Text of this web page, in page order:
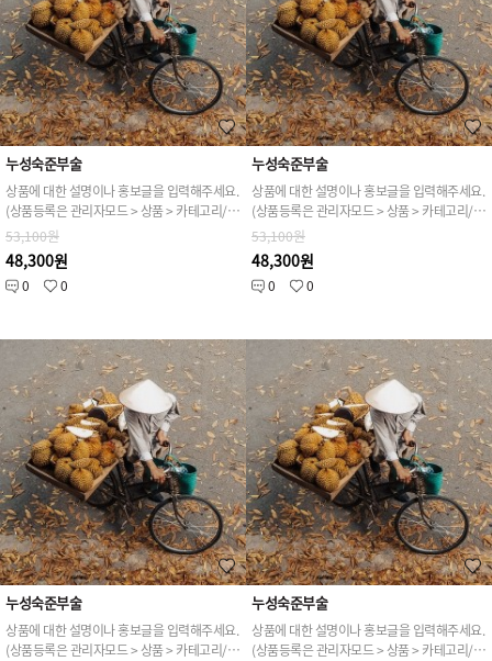
누성숙준부술
상품에 대한 설명이나 홍보글을 입력해주세요.
(상품등록은 관리자모드 > 상품 > 카테고리/상품관리 > 상품등록 가능)
53,100원
48,300원
0 0
누성숙준부술
상품에 대한 설명이나 홍보글을 입력해주세요.
(상품등록은 관리자모드 > 상품 > 카테고리/상품관리 > 상품등록 가능)
53,100원
48,300원
0 0
누성숙준부술
상품에 대한 설명이나 홍보글을 입력해주세요.
(상품등록은 관리자모드 > 상품 > 카테고리/상품관리 > 상품등록 가능)
누성숙준부술
상품에 대한 설명이나 홍보글을 입력해주세요.
(상품등록은 관리자모드 > 상품 > 카테고리/상품관리 > 상품등록 가능)